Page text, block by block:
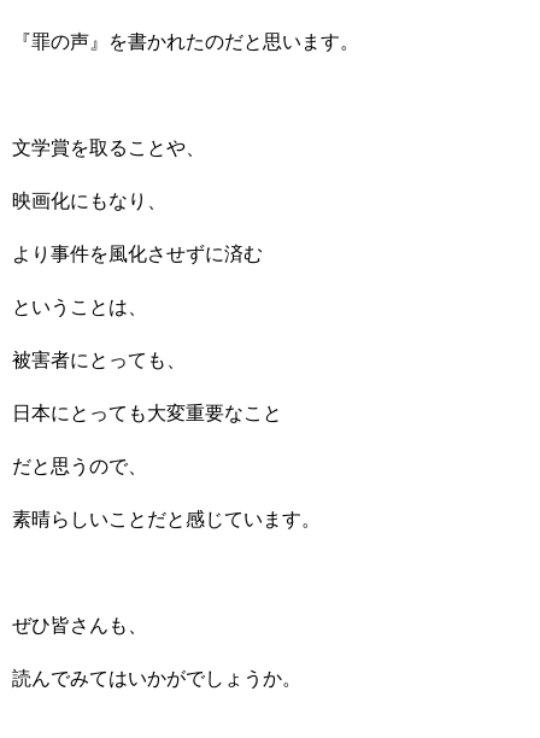
『罪の声』を書かれたのだと思います。
文学賞を取ることや、
映画化にもなり、
より事件を風化させずに済む
ということは、
被害者にとっても、
日本にとっても大変重要なこと
だと思うので、
素晴らしいことだと感じています。
ぜひ皆さんも、
読んでみてはいかがでしょうか。